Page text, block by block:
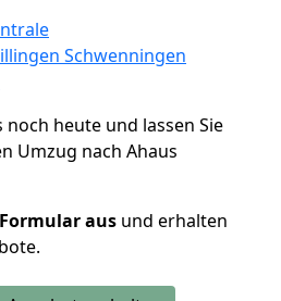
Schwenningen
heute und lassen Sie
Umzug nach Ahaus
aus und erhalten